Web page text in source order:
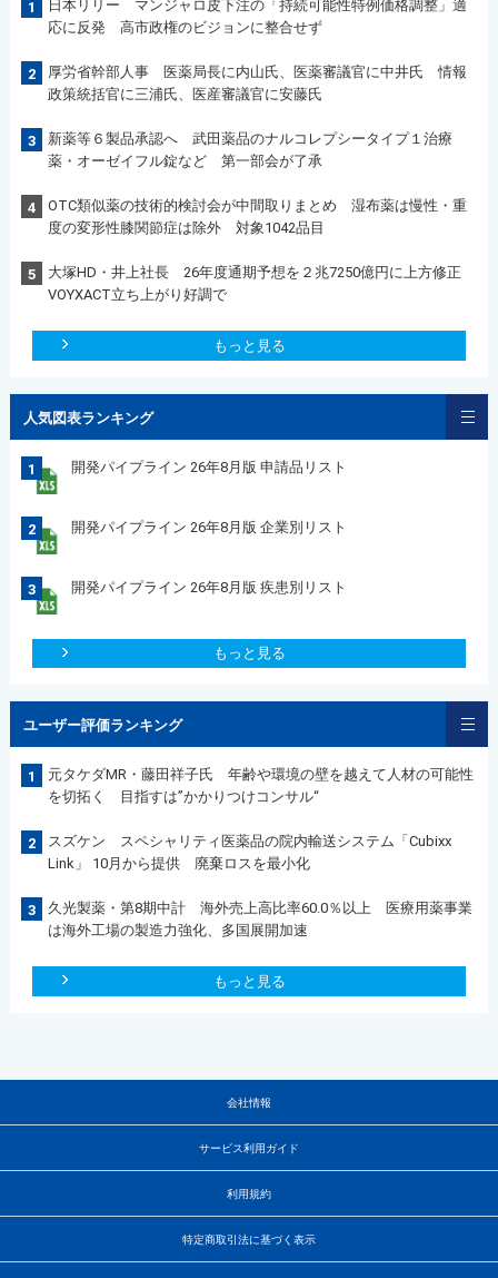
1
日本リリー マンジャロ皮下注の「持続可能性特例価格調整」適
応に反発 高市政権のビジョンに整合せず
2
厚労省幹部人事 医薬局長に内山氏、医薬審議官に中井氏 情報
政策統括官に三浦氏、医産審議官に安藤氏
3
新薬等６製品承認へ 武田薬品のナルコレプシータイプ１治療
薬・オーゼイフル錠など 第一部会が了承
4
OTC類似薬の技術的検討会が中間取りまとめ 湿布薬は慢性・重
度の変形性膝関節症は除外 対象1042品目
5
大塚HD・井上社長 26年度通期予想を２兆7250億円に上方修正
VOYXACT立ち上がり好調で
もっと見る
人気図表ランキング
1 開発パイプライン 26年8月版 申請品リスト
2 開発パイプライン 26年8月版 企業別リスト
3 開発パイプライン 26年8月版 疾患別リスト
もっと見る
ユーザー評価ランキング
1
元タケダMR・藤田祥子氏 年齢や環境の壁を越えて人材の可能性
を切拓く 目指すは”かかりつけコンサル“
2
スズケン スペシャリティ医薬品の院内輸送システム「Cubixx
Link」 10月から提供 廃棄ロスを最小化
3
久光製薬・第8期中計 海外売上高比率60.0％以上 医療用薬事業
は海外工場の製造力強化、多国展開加速
もっと見る
会社情報
サービス利用ガイド
利用規約
特定商取引法に基づく表示